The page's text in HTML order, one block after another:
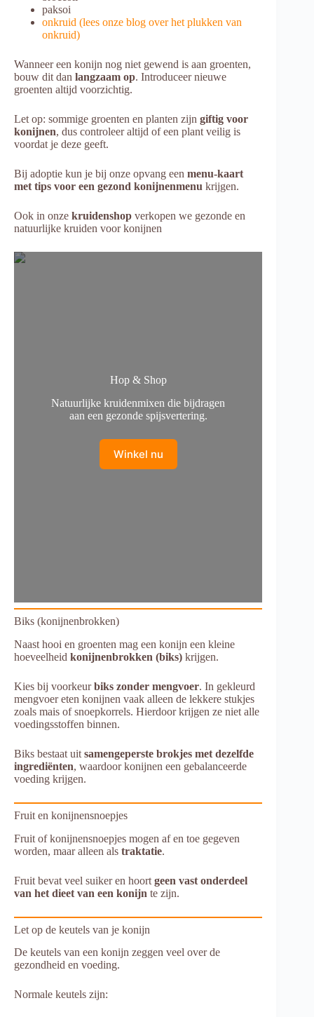
paksoi
onkruid (lees onze blog over het plukken van
onkruid)
Wanneer een konijn nog niet gewend is aan groenten,
bouw dit dan langzaam op. Introduceer nieuwe
groenten altijd voorzichtig.
Let op: sommige groenten en planten zijn giftig voor
konijnen, dus controleer altijd of een plant veilig is
voordat je deze geeft.
Bij adoptie kun je bij onze opvang een menu-kaart
met tips voor een gezond konijnenmenu krijgen.
Ook in onze kruidenshop verkopen we gezonde en
natuurlijke kruiden voor konijnen
Hop & Shop
Natuurlijke kruidenmixen die bijdragen
aan een gezonde spijsvertering.
Winkel nu
Biks (konijnenbrokken)
Naast hooi en groenten mag een konijn een kleine
hoeveelheid konijnenbrokken (biks) krijgen.
Kies bij voorkeurbiks zonder mengvoer. In gekleurd
mengvoer eten konijnen vaak alleen de lekkere stukjes
zoals mais of snoepkorrels. Hierdoor krijgen ze niet alle
voedingsstoffen binnen.
Biks bestaat uit samengeperste brokjes met dezelfde
ingrediënten, waardoor konijnen een gebalanceerde
voeding krijgen.
Fruit en konijnensnoepjes
Fruit of konijnensnoepjes mogen af en toe gegeven
worden, maar alleen als traktatie.
Fruit bevat veel suiker en hoort geen vast onderdeel
van het dieet van een konijn te zijn.
Let op de keutels van je konijn
De keutels van een konijn zeggen veel over de
gezondheid en voeding.
Normale keutels zijn: